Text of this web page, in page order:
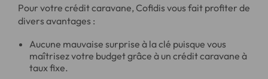
Pour votre crédit caravane, Cofidis vous fait profiter de
divers avantages :
Aucune mauvaise surprise à la clé puisque vous
maîtrisez votre budget grâce à un crédit caravane à
taux fixe.